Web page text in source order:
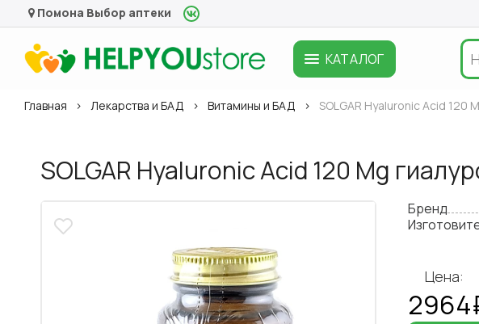
Помона Выбор аптеки
КАТАЛОГ
Главная Лекарства и БАД Витамины и БАД SOLGAR Hyaluronic Acid 120
SOLGAR Hyaluronic Acid 120 Mg
Бренд
Цена: